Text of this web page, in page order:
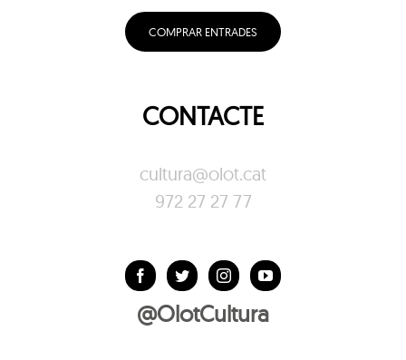
COMPRAR ENTRADES
CONTACTE
cultura@olot.cat
972 27 27 77
@OlotCultura